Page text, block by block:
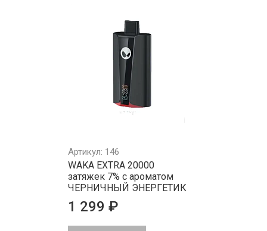
Артикул: 146
WAKA EXTRA 20000
затяжек 7% с ароматом
ЧЕРНИЧНЫЙ ЭНЕРГЕТИК
1 299 ₽